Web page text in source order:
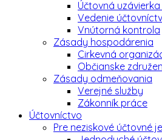
Účtovná
Vedenie
Vnútorná kontrola
Zásady hospodárenia
Cirkevná
Občianske
Zásady odmeňovania
Verejné služby
Zákonník práce
Účtovníctvo
Pre neziskové účtovné